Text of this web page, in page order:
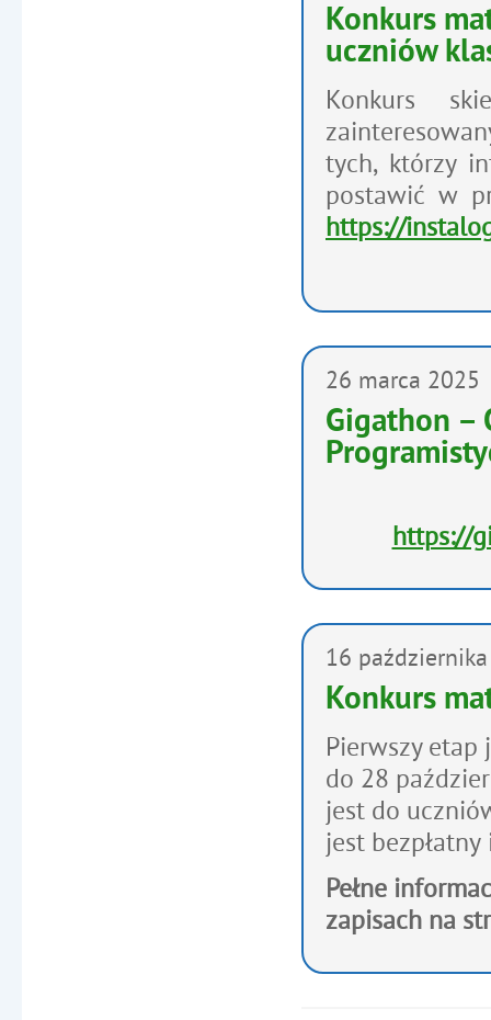
Konkurs
uczniów
Konkurs
tych, którzy
postawić w
https://
26 marca 2025
Gigathon –
https://
16 października
Konkurs
Pierwszy etap
do 28
jest do
jest bezpłatny
Pełne
zapisach na